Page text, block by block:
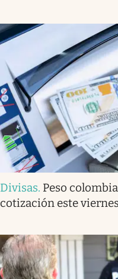
Divisas. Peso
cotización este